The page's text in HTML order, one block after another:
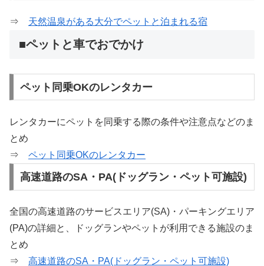
⇒ 天然温泉がある大分でペットと泊まれる宿
■ペットと車でおでかけ
ペット同乗OKのレンタカー
レンタカーにペットを同乗する際の条件や注意点などのま
とめ
⇒ ペット同乗OKのレンタカー
高速道路のSA・PA(ドッグラン・ペット可施設)
全国の高速道路のサービスエリア(SA)・パーキングエリア
(PA)の詳細と、ドッグランやペットが利用できる施設のま
とめ
⇒ 高速道路のSA・PA(ドッグラン・ペット可施設)